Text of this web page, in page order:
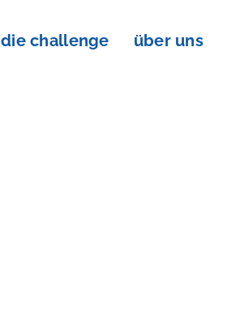
die challenge über uns